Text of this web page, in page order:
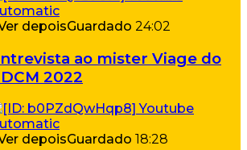
depoisGuardado 24:02
ao mister Viage do
2022
depoisGuardado 18:28